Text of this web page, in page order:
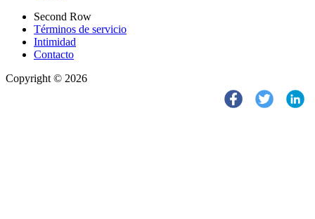
Second Row
Términos de servicio
Intimidad
Contacto
Copyright © 2026